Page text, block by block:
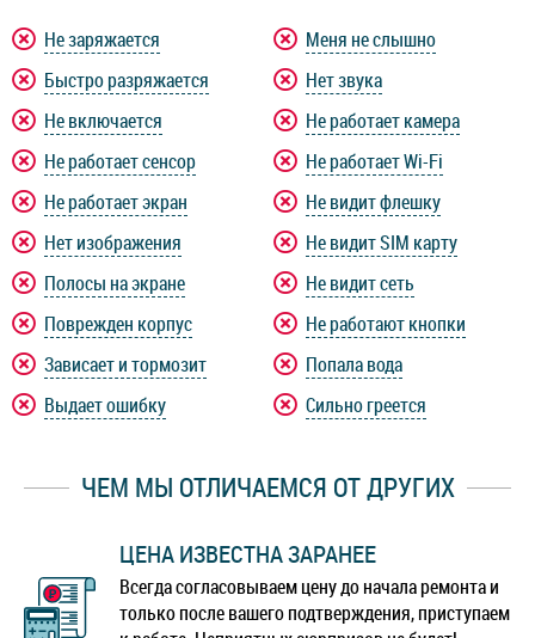
Не заряжается
Быстро разряжается
Не включается
Не работает сенсор
Не работает экран
Нет изображения
Полосы на экране
Поврежден корпус
Зависает и тормозит
Выдает ошибку
Меня не слышно
Нет звука
Не работает камера
Не работает Wi-Fi
Не видит флешку
Не видит SIM карту
Не видит сеть
Не работают кнопки
Попала вода
Сильно греется
ЧЕМ МЫ ОТЛИЧАЕМСЯ ОТ ДРУГИХ
ЦЕНА ИЗВЕСТНА ЗАРАНЕЕ
Всегда согласовываем цену до начала ремонта и
только после вашего подтверждения, приступаем